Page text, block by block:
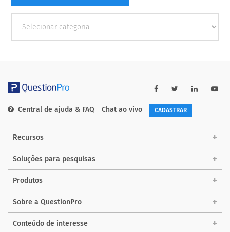
Categorias
Central de ajuda & FAQ Chat ao vivo CADASTRAR
Recursos
Soluções para pesquisas
Produtos
Sobre a QuestionPro
Conteúdo de interesse